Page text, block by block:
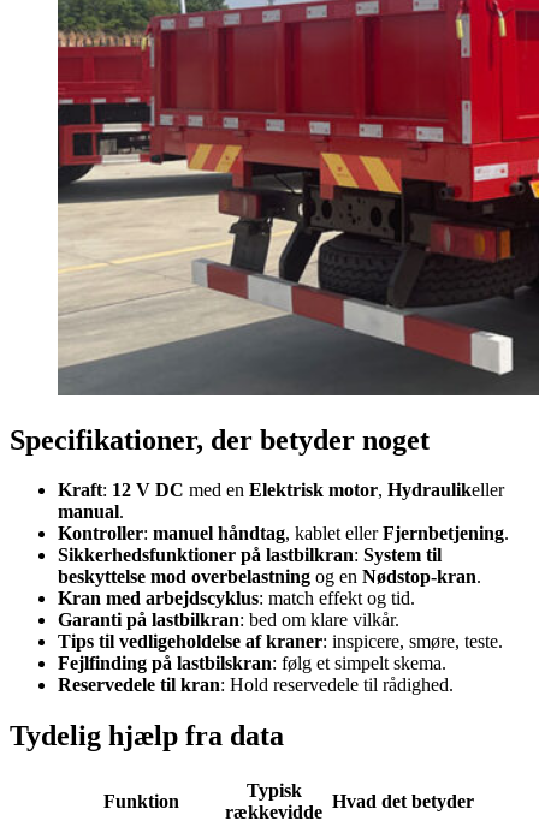
Specifikationer, der betyder noget
Kraft: 12 V DC med en Elektrisk motor, Hydraulikeller
manual.
Kontroller: manuel håndtag, kablet ellerFjernbetjening.
Sikkerhedsfunktioner på lastbilkran: System til
beskyttelse mod overbelastning og en Nødstop-kran.
Kran med arbejdscyklus: match effekt og tid.
Garanti på lastbilkran: bed om klare vilkår.
Tips til vedligeholdelse af kraner: inspicere, smøre, teste.
Fejlfinding på lastbilskran: følg et simpelt skema.
Reservedele til kran: Hold reservedele til rådighed.
Tydelig hjælp fra data
Funktion
Typisk
rækkevidde
Hvad det betyder